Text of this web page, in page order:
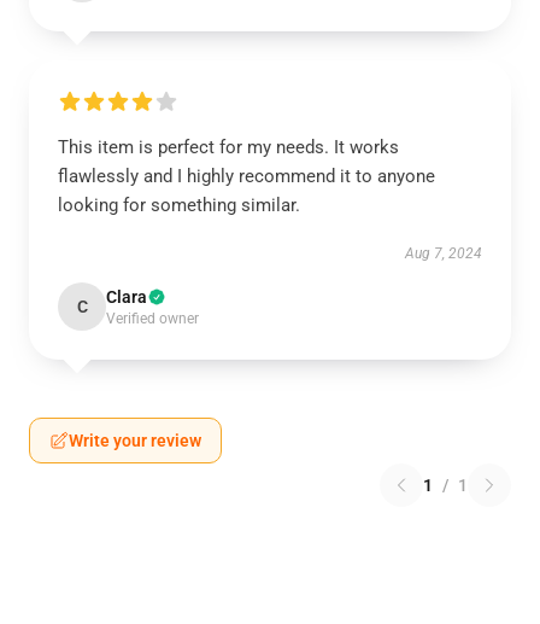
This item is perfect for my needs. It works
flawlessly and I highly recommend it to anyone
looking for something similar.
Aug 7, 2024
C Clara
Verified owner
Write your review
1 / 1